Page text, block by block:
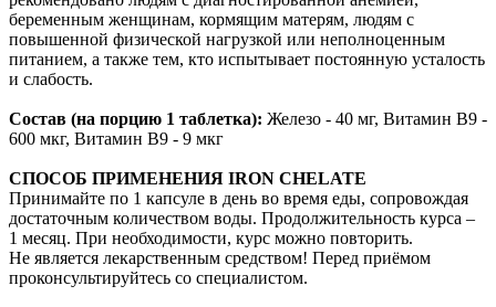
беременным женщинам, кормящим матерям, людям с
повышенной физической нагрузкой или неполноценным
питанием, а также тем, кто испытывает постоянную усталость
и слабость.
Состав (на порцию 1 таблетка): Железо - 40 мг, Витамин B9 -
600 мкг, Витамин B9 - 9 мкг
СПОСОБ ПРИМЕНЕНИЯ IRON CHELATE
Принимайте по 1 капсуле в день во время еды, сопровождая
достаточным количеством воды. Продолжительность курса –
1 месяц. При необходимости, курс можно повторить.
Не является лекарственным средством! Перед приёмом
проконсультируйтесь со специалистом.